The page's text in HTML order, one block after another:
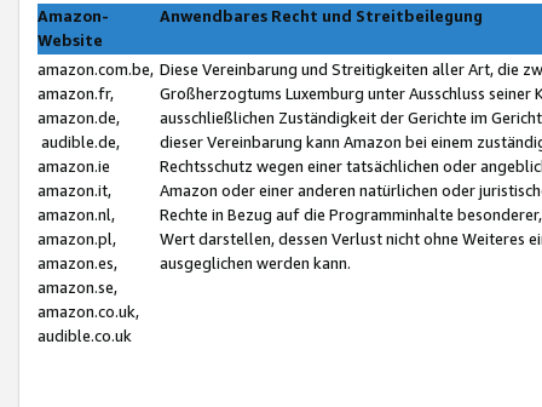
Amazon-
Website
Anwendbares Recht und Streitbeilegung
amazon.com.be,
amazon.fr,
amazon.de,
audible.de,
amazon.ie
amazon.it,
amazon.nl,
amazon.pl,
amazon.es,
amazon.se,
amazon.co.uk,
audible.co.uk
Diese Vereinbarung und Streitigkeiten aller Art, die
Großherzogtums Luxemburg unter Ausschluss
ausschließlichen Zuständigkeit der Gerichte im
dieser Vereinbarung kann Amazon bei einem
Rechtsschutz wegen einer tatsächlichen oder
Amazon oder einer anderen natürlichen oder
Rechte in Bezug auf die Programminhalte
Wert darstellen, dessen Verlust nicht ohne Weiteres
ausgeglichen werden kann.